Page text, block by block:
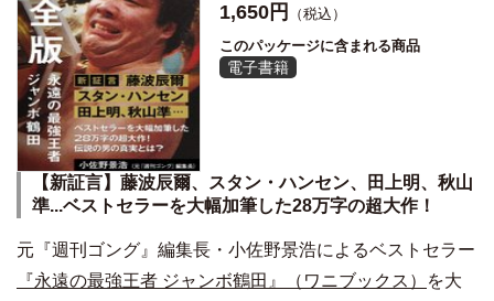
1,650円 （税込）
このパッケージに含まれる商品
電子書籍
【新証言】藤波辰爾、スタン・ハンセン、田上明、秋山
準...ベストセラーを大幅加筆した28万字の超大作！
元『週刊ゴング』編集長・小佐野景浩によるベストセラー
『永遠の最強王者 ジャンボ鶴田』（ワニブックス）
を大